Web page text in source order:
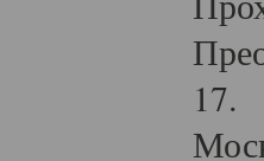
17.